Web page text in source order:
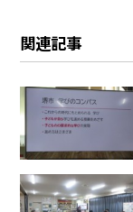
関連記事